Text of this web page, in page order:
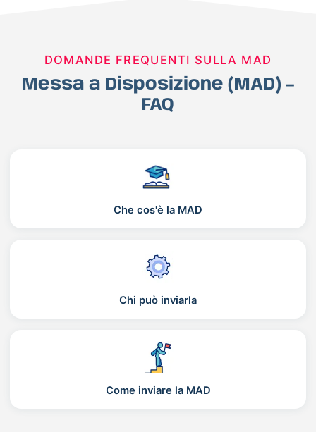
DOMANDE FREQUENTI SULLA MAD
Messa a Disposizione (MAD) –
FAQ
Che cos'è la MAD
Chi può inviarla
Come inviare la MAD